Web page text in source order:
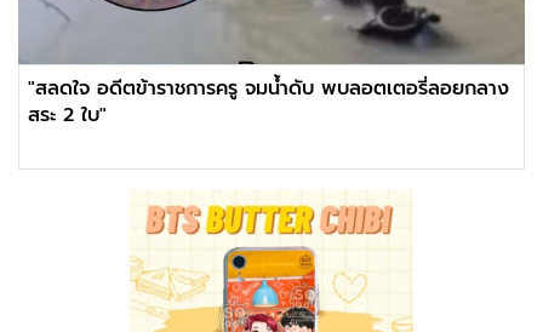
"สลดใจ อดีตข้าราชการครู จมน้ำดับ พบลอตเตอรี่ลอยกลาง
สระ 2 ใบ"